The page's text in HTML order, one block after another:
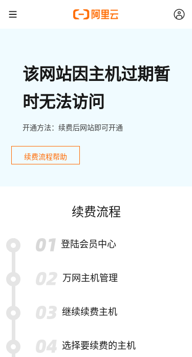
该网站因主机过期暂
时无法访问
开通方法：续费后网站即可开通
续费流程帮助
续费流程
登陆会员中心
万网主机管理
继续续费主机
选择要续费的主机